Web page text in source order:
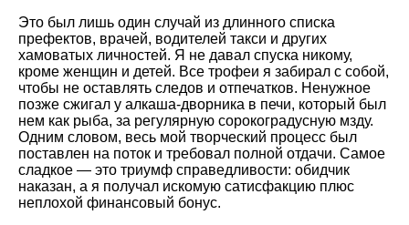
Это был лишь один случай из длинного списка
префектов, врачей, водителей такси и других
хамоватых личностей. Я не давал спуска никому,
кроме женщин и детей. Все трофеи я забирал с собой,
чтобы не оставлять следов и отпечатков. Ненужное
позже сжигал у алкаша-дворника в печи, который был
нем как рыба, за регулярную сорокоградусную мзду.
Одним словом, весь мой творческий процесс был
поставлен на поток и требовал полной отдачи. Самое
сладкое — это триумф справедливости: обидчик
наказан, а я получал искомую сатисфакцию плюс
неплохой финансовый бонус.